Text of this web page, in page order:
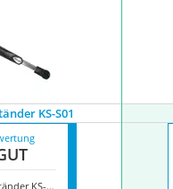
KS-S01
Xlc Seitenständer KS-S01